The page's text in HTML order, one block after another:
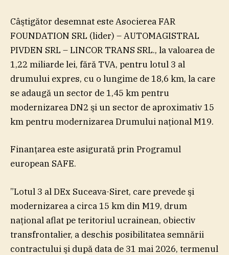
Câştigător desemnat este Asocierea FAR
FOUNDATION SRL (lider) – AUTOMAGISTRAL
PIVDEN SRL – LINCOR TRANS SRL., la valoarea de
1,22 miliarde lei, fără TVA, pentru lotul 3 al
drumului expres, cu o lungime de 18,6 km, la care
se adaugă un sector de 1,45 km pentru
modernizarea DN2 şi un sector de aproximativ 15
km pentru modernizarea Drumului naţional M19.
Finanţarea este asigurată prin Programul
european SAFE.
”Lotul 3 al DEx Suceava-Siret, care prevede şi
modernizarea a circa 15 km din M19, drum
naţional aflat pe teritoriul ucrainean, obiectiv
transfrontalier, a deschis posibilitatea semnării
contractului şi după data de 31 mai 2026, termenul